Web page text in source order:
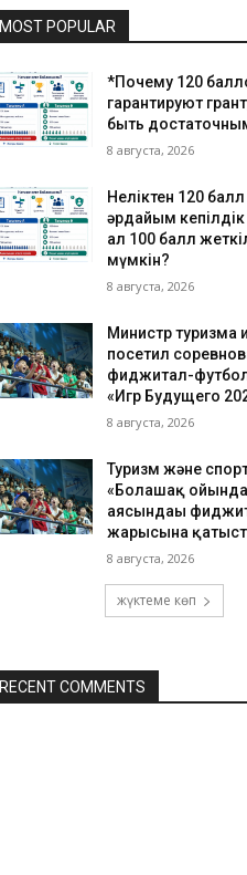
MOST POPULAR
*Почему 120
гарантируют
быть
8 августа, 2026
Неліктен 120 балл
әрдайым
ал 100 балл
мүмкін?
8 августа, 2026
Министр туризма
посетил
фиджитал-
«Игр Будущего
8 августа, 2026
Туризм және
«Болашақ
аясындағы
жарысына
8 августа, 2026
жүктеме көп
RECENT COMMENTS